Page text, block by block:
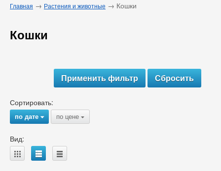
Главная → Растения и животные → Кошки
Кошки
Сортировать:
по дате{ по цене {
Вид:
A B C